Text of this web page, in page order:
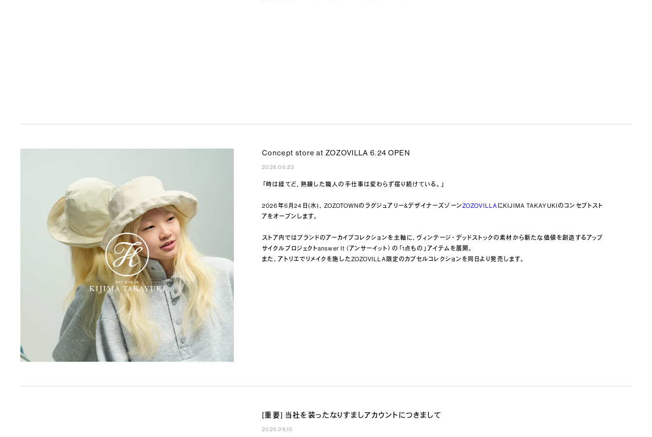
Concept store at ZOZOVILLA 6.24 OPEN
2026.06.23
「時は経てど、熟練した職人の手仕事は変わらず宿り続けている。」
2026年6月24日(水)、ZOZOTOWNのラグジュアリー&デザイナーズゾーンZOZOVILLAにKIJIMA TAKAYUKIのコンセプトスト
アをオープンします。
ストア内ではブランドのアーカイブコレクションを主軸に、ヴィンテージ・デッドストックの素材から新たな価値を創造するアップ
サイクルプロジェクトanswer It〈アンサーイット〉の「1点もの」アイテムを展開。
また、アトリエでリメイクを施したZOZOVILLA限定のカプセルコレクションを同日より発売します。
[重要] 当社を装ったなりすましアカウントにつきまして
2026.06.15